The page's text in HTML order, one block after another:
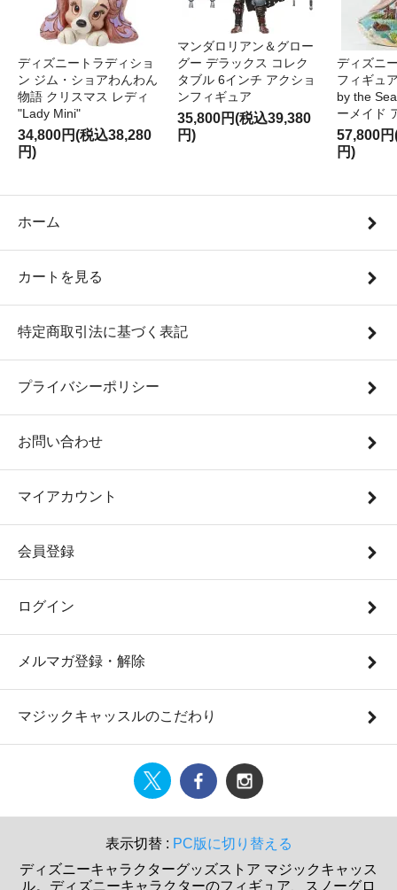
ディズニートラディショ
ン ジム・ショアわんわん
物語 クリスマス レディ
"Lady Mini"
34,800円(税込38,280
円)
マンダロリアン＆グロー
グー デラックス コレク
タブル 6インチ アクショ
ンフィギュア
35,800円(税込39,380
円)
ディズニ
フィギュ
by the
ーメイド
57,800
円)
ホーム
カートを見る
特定商取引法に基づく表記
プライバシーポリシー
お問い合わせ
マイアカウント
会員登録
ログイン
メルマガ登録・解除
マジックキャッスルのこだわり
表示切替 : PC版に切り替える
ディズニーキャラクターグッズストア マジックキャッス
ル。ディズニーキャラクターのフィギュア、スノーグロ